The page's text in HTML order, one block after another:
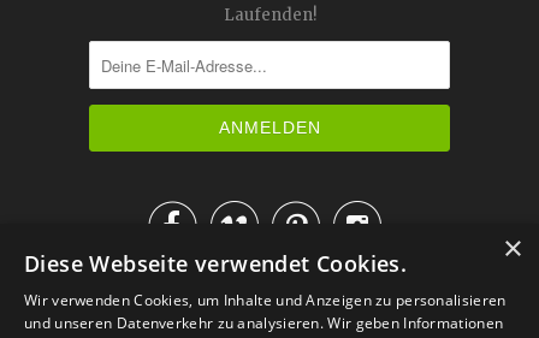
Laufenden!

IM KATALOG BLÄTTERN
×
Diese Webseite verwendet Cookies.
Wir verwenden Cookies, um Inhalte und Anzeigen zu personalisieren
und unseren Datenverkehr zu analysieren. Wir geben Informationen